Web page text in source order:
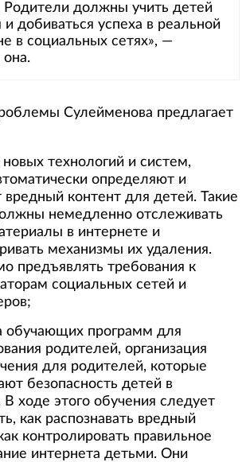
Родители должны учить детей
добиваться успеха в реальной
в социальных сетях», —
она.
Сулейменова предлагает
технологий и систем,
определяют и
контент для детей. Такие
немедленно отслеживать
в интернете и
механизмы их удаления.
предъявлять требования к
социальных сетей и
обучающих программ для
родителей, организация
для родителей, которые
безопасность детей в
В ходе этого обучения следует
как распознавать вредный
контролировать правильное
интернета детьми. Они